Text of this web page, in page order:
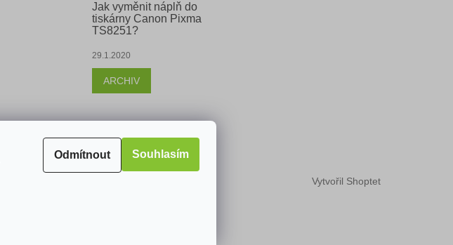
Odmítnout Souhlasím
Jak vyměnit náplň do
tiskárny Canon Pixma
TS8251?
29.1.2020
ARCHIV
Vytvořil Shoptet